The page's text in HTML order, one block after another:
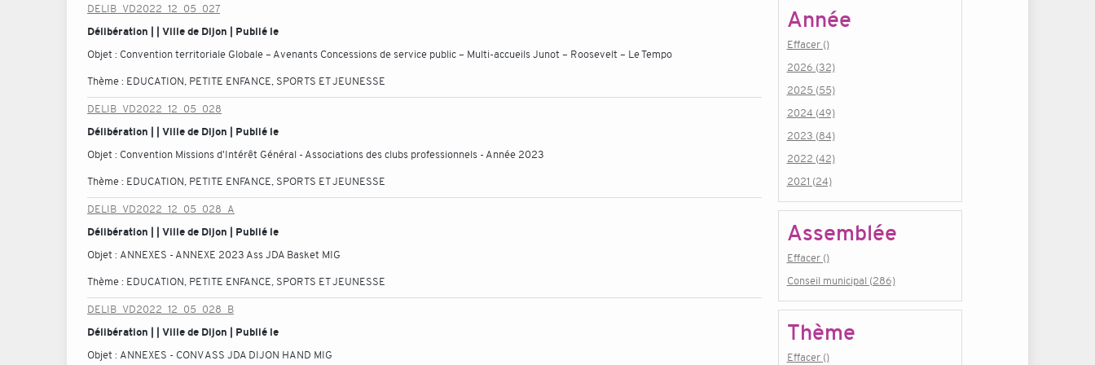
DELIB_VD2022_12_05_027
Délibération | | Ville de Dijon | Publié le
Objet : Convention territoriale Globale – Avenants Concessions de service public – Multi-accueils Junot – Roosevelt – Le Tempo
Thème : EDUCATION, PETITE ENFANCE, SPORTS ET JEUNESSE
DELIB_VD2022_12_05_028
Délibération | | Ville de Dijon | Publié le
Objet : Convention Missions d'Intérêt Général - Associations des clubs professionnels - Année 2023
Thème : EDUCATION, PETITE ENFANCE, SPORTS ET JEUNESSE
DELIB_VD2022_12_05_028_A
Délibération | | Ville de Dijon | Publié le
Objet : ANNEXES - ANNEXE 2023 Ass JDA Basket MIG
Thème : EDUCATION, PETITE ENFANCE, SPORTS ET JEUNESSE
DELIB_VD2022_12_05_028_B
Délibération | | Ville de Dijon | Publié le
Objet : ANNEXES - CONV ASS JDA DIJON HAND MIG
Année
Effacer ()
2026 (32)
2025 (55)
2024 (49)
2023 (84)
2022 (42)
2021 (24)
Assemblée
Effacer ()
Conseil municipal (286)
Thème
Effacer ()